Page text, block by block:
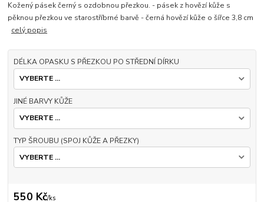
Kožený pásek černý s ozdobnou přezkou. - pásek z hovězí kůže s
pěknou přezkou ve starostříbrné barvě - černá hovězí kůže o šířce 3,8 cm
celý popis
DÉLKA OPASKU S PŘEZKOU PO STŘEDNÍ DÍRKU
JINÉ BARVY KŮŽE
TYP ŠROUBU (SPOJ KŮŽE A PŘEZKY)
550 Kč/ks